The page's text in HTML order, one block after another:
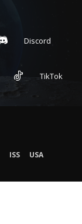
Discord
TikTok
ISS
USA